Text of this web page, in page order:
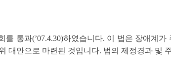
를 통과(’07.4.30)하였습니다. 이 법은 장애계
대안으로 마련된 것입니다. 법의 제정경과 및